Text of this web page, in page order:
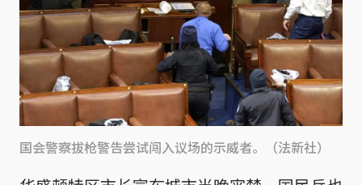
国会警察拔枪警告尝试闯入议场的示威者。（法新社）